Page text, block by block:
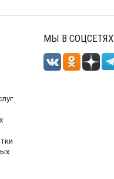
МЫ В СОЦСЕТЯХ